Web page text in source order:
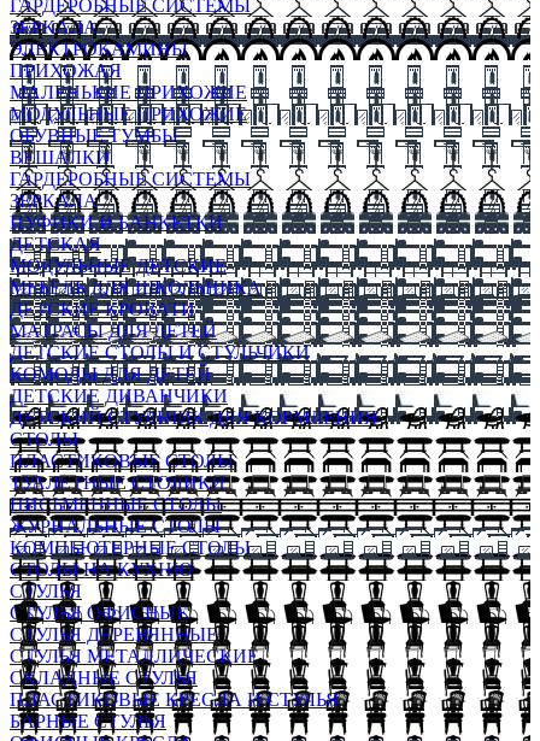
ГАРДЕРОБНЫЕ СИСТЕМЫ
ЗЕРКАЛА
ЭЛЕКТРОКАМИНЫ
ПРИХОЖАЯ
МАЛЕНЬКИЕ ПРИХОЖИЕ
МОДУЛЬНЫЕ ПРИХОЖИЕ
ОБУВНЫЕ ТУМБЫ
ВЕШАЛКИ
ГАРДЕРОБНЫЕ СИСТЕМЫ
ЗЕРКАЛА
ПУФИКИ И БАНКЕТКИ
ДЕТСКАЯ
МОДУЛЬНЫЕ ДЕТСКИЕ
МЕБЕЛЬ ДЛЯ ШКОЛЬНИКА
ДЕТСКИЕ КРОВАТИ
МАТРАСЫ ДЛЯ ДЕТЕЙ
ДЕТСКИЕ СТОЛЫ И СТУЛЬЧИКИ
КОМОДЫ ДЛЯ ДЕТЕЙ
ДЕТСКИЕ ДИВАНЧИКИ
ДЕТСКИЙ СТУЛЬЧИК ДЛЯ КОРМЛЕНИЯ
СТОЛЫ
ПЛАСТИКОВЫЕ СТОЛЫ
ТУАЛЕТНЫЕ СТОЛИКИ
ПИСЬМЕННЫЕ СТОЛЫ
ЖУРНАЛЬНЫЕ СТОЛЫ
КОМПЬЮТЕРНЫЕ СТОЛЫ
СТОЛЫ НА КУХНЮ
СТУЛЬЯ
СТУЛЬЯ ОФИСНЫЕ
СТУЛЬЯ ДЕРЕВЯННЫЕ
СТУЛЬЯ МЕТАЛЛИЧЕСКИЕ
СКЛАДНЫЕ СТУЛЬЯ
ПЛАСТИКОВЫЕ КРЕСЛА И СТУЛЬЯ
БАРНЫЕ СТУЛЬЯ